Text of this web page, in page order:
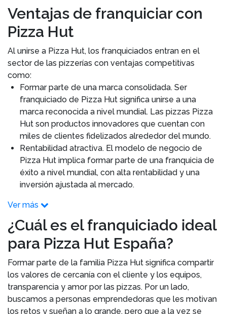
Ventajas de franquiciar con
Pizza Hut
Al unirse a Pizza Hut, los franquiciados entran en el
sector de las pizzerías con ventajas competitivas
como:
Formar parte de una marca consolidada. Ser
franquiciado de Pizza Hut significa unirse a una
marca reconocida a nivel mundial. Las pizzas Pizza
Hut son productos innovadores que cuentan con
miles de clientes fidelizados alrededor del mundo.
Rentabilidad atractiva. El modelo de negocio de
Pizza Hut implica formar parte de una franquicia de
éxito a nivel mundial, con alta rentabilidad y una
inversión ajustada al mercado.
Ver más
¿Cuál es el franquiciado ideal
para Pizza Hut España?
Formar parte de la familia Pizza Hut significa compartir
los valores de cercanía con el cliente y los equipos,
transparencia y amor por las pizzas. Por un lado,
buscamos a personas emprendedoras que les motivan
los retos y sueñan a lo grande, pero que a la vez se